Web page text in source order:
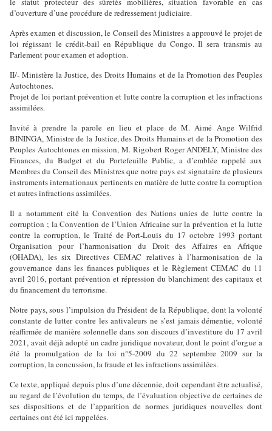
d’ouverture d’une procédure de redressement judiciaire.
Après examen et discussion, le Conseil des Ministres a approuvé le projet de
loi régissant le crédit-bail en République du Congo. Il sera transmis au
Parlement pour examen et adoption.
II/- Ministère la Justice, des Droits Humains et de la Promotion des Peuples
Autochtones.
Projet de loi portant prévention et lutte contre la corruption et les infractions
assimilées.
Invité à prendre la parole en lieu et place de M. Aimé Ange Wilfrid
BININGA, Ministre de la Justice, des Droits Humains et de la Promotion des
Peuples Autochtones en mission, M. Rigobert Roger ANDELY, Ministre des
Finances, du Budget et du Portefeuille Public, a d’emblée rappelé aux
Membres du Conseil des Ministres que notre pays est signataire de plusieurs
instruments internationaux pertinents en matière de lutte contre la corruption
et autres infractions assimilées.
Il a notamment cité la Convention des Nations unies de lutte contre la
corruption ; la Convention de l’Union Africaine sur la prévention et la lutte
contre la corruption, le Traité de Port-Louis du 17 octobre 1993 portant
Organisation pour l’harmonisation du Droit des Affaires en Afrique
(OHADA), les six Directives CEMAC relatives à l’harmonisation de la
gouvernance dans les finances publiques et le Règlement CEMAC du 11
avril 2016, portant prévention et répression du blanchiment des capitaux et
du financement du terrorisme.
Notre pays, sous l’impulsion du Président de la République, dont la volonté
constante de lutter contre les antivaleurs ne s’est jamais démentie, volonté
réaffirmée de manière solennelle dans son discours d’investiture du 17 avril
2021, avait déjà adopté un cadre juridique novateur, dont le point d’orgue a
été la promulgation de la loi n°5-2009 du 22 septembre 2009 sur la
corruption, la concussion, la fraude et les infractions assimilées.
Ce texte, appliqué depuis plus d’une décennie, doit cependant être actualisé,
au regard de l’évolution du temps, de l’évaluation objective de certaines de
ses dispositions et de l’apparition de normes juridiques nouvelles dont
certaines ont été ici rappelées.